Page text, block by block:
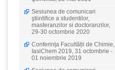
Sesiunea de comunicari
ştiintifice a studentilor,
masteranzilor si doctoranzilor,
29-30 octombrie 2020
Conferința Facultății de Chimie,
IasiChem 2019, 31 octombrie -
01 noiembrie 2019